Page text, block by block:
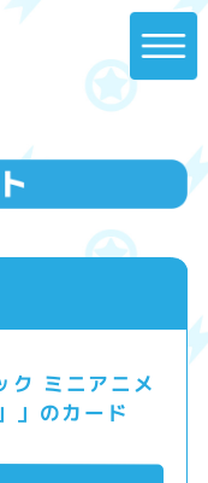
ク ミニアニメ
」のカード